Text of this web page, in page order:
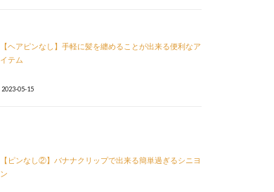
【ヘアピンなし】手軽に髪を纏めることが出来る便利なア
イテム
2023-05-15
【ピンなし②】バナナクリップで出来る簡単過ぎるシニヨ
ン